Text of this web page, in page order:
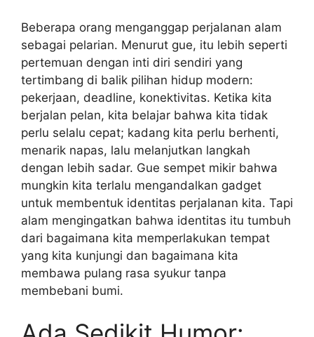
Beberapa orang menganggap perjalanan alam
sebagai pelarian. Menurut gue, itu lebih seperti
pertemuan dengan inti diri sendiri yang
tertimbang di balik pilihan hidup modern:
pekerjaan, deadline, konektivitas. Ketika kita
berjalan pelan, kita belajar bahwa kita tidak
perlu selalu cepat; kadang kita perlu berhenti,
menarik napas, lalu melanjutkan langkah
dengan lebih sadar. Gue sempet mikir bahwa
mungkin kita terlalu mengandalkan gadget
untuk membentuk identitas perjalanan kita. Tapi
alam mengingatkan bahwa identitas itu tumbuh
dari bagaimana kita memperlakukan tempat
yang kita kunjungi dan bagaimana kita
membawa pulang rasa syukur tanpa
membebani bumi.